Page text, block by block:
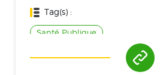
Tag(s) :
Santé Publique